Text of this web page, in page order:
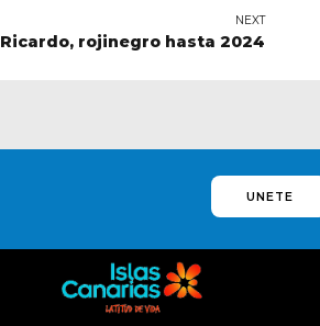
NEXT
Ricardo, rojinegro hasta 2024
UNETE